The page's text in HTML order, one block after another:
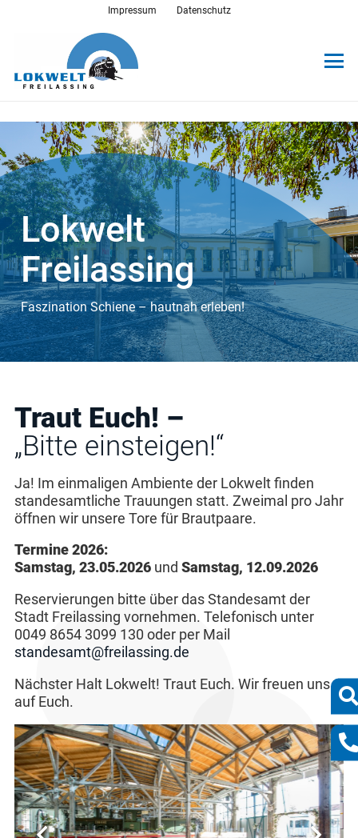
Impressum Datenschutz
Lokwelt
Freilassing
Faszination Schiene – hautnah erleben!
Traut Euch! –
„Bitte einsteigen!“
Ja! Im einmaligen Ambiente der Lokwelt finden
standesamtliche Trauungen statt. Zweimal pro Jahr
öffnen wir unsere Tore für Brautpaare.
Termine 2026:
Samstag, 23.05.2026 und Samstag, 12.09.2026
Reservierungen bitte über das Standesamt der
Stadt Freilassing vornehmen. Telefonisch unter
0049 8654 3099 130 oder per Mail
standesamt@freilassing.de
Nächster Halt Lokwelt! Traut Euch. Wir freuen uns
auf Euch.